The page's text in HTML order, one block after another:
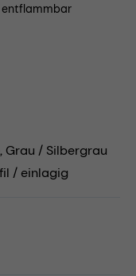
entflammbar
Grau / Silbergrau
/ einlagig